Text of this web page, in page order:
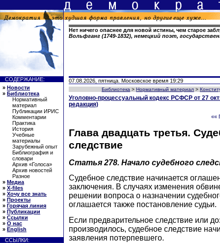
Нет ничего опаснее для новой истины, чем старое
Вольфганг (1749-1832), немецкий поэт,
СОДЕРЖАНИЕ:
» Новости
» Библиотека
Нормативный
материал
Публикации ИРИС
Комментарии
Практика
История
Учебные
материалы
Зарубежный опыт
Библиография и
словари
Архив «Голоса»
Архив новостей
Разное
» Медиа
» X-files
» Хочу все знать
» Проекты
» Горячая линия
» Публикации
» Ссылки
» О нас
» English
ССЫЛКИ:
07.08.2026, пятница. Московское время 19:29
Библиотека > Нормативный материал >
Уголовно-процессуальный кодекс РСФСР от 27
редакция)
««
Глава двадцать третья.
следствие
Статья 278. Начало судебного
Судебное следствие начинается
заключения. В случаях изменения
решении вопроса о назначении
оглашается также постановление судьи.
Если предварительное следствие или
производилось, судебное следствие
заявления потерпевшего.